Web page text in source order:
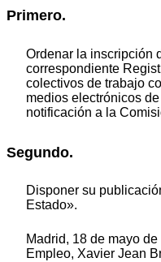
Primero.
Ordenar la inscripción
correspondiente
colectivos de trabajo
medios electrónicos
notificación a la
Segundo.
Disponer su
Estado».
Madrid, 18 de mayo
Empleo, Xavier Jean